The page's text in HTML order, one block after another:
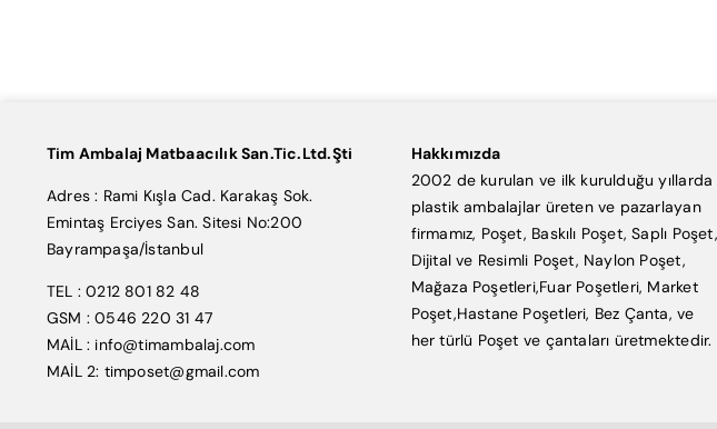
Tim Ambalaj Matbaacılık San.Tic.Ltd.Şti
Adres : Rami Kışla Cad. Karakaş Sok.
Emintaş Erciyes San. Sitesi No:200
Bayrampaşa/İstanbul
TEL : 0212 801 82 48
GSM : 0546 220 31 47
MAİL : info@timambalaj.com
MAİL 2: timposet@gmail.com
Hakkımızda
2002 de kurulan ve ilk kurulduğu yıllarda
plastik ambalajlar üreten ve pazarlayan
firmamız, Poşet, Baskılı Poşet, Saplı Poşet,
Dijital ve Resimli Poşet, Naylon Poşet,
Mağaza Poşetleri,Fuar Poşetleri, Market
Poşet,Hastane Poşetleri, Bez Çanta, ve
her türlü Poşet ve çantaları üretmektedir.